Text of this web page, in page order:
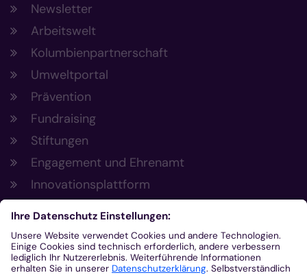
Newsletter
Arbeitswelt
Kolumbienpartnerschaft
Umweltportal
Prävention
Fundraising
Stiftungen
Engagement und Ehrenamt
Innovationsplattform
Aus der Plattform
Nachrichten